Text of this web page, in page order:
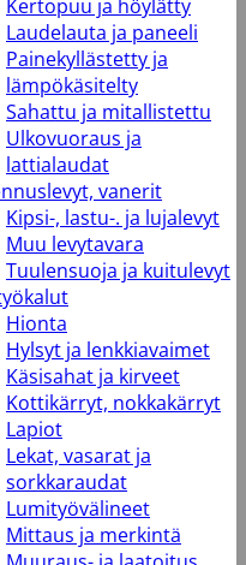
Kertopuu ja höylätty
Laudelauta ja paneeli
Painekyllästetty ja
lämpökäsitelty
Sahattu ja mitallistettu
Ulkovuoraus ja
lattialaudat
vanerit
Kipsi-, lastu-. ja lujalevyt
Muu levytavara
Tuulensuoja ja kuitulevyt
Hionta
Hylsyt ja lenkkiavaimet
Käsisahat ja kirveet
Kottikärryt, nokkakärryt
Lapiot
Lekat, vasarat ja
sorkkaraudat
Lumityövälineet
Mittaus ja merkintä